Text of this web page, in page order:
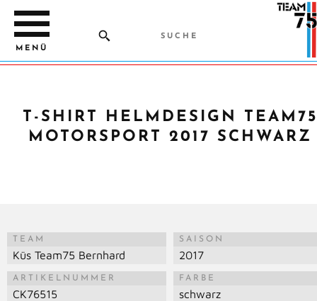
MENÜ
T-SHIRT HELMDESIGN TEAM75
MOTORSPORT 2017 SCHWARZ
TEAM
Küs Team75 Bernhard
SAISON
2017
ARTIKELNUMMER
CK76515
FARBE
schwarz